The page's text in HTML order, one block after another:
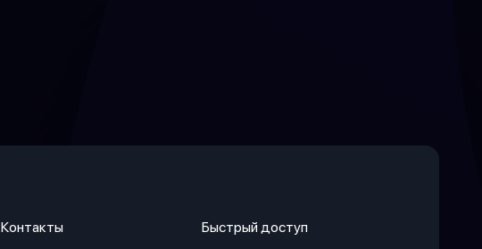
Контакты Быстрый доступ